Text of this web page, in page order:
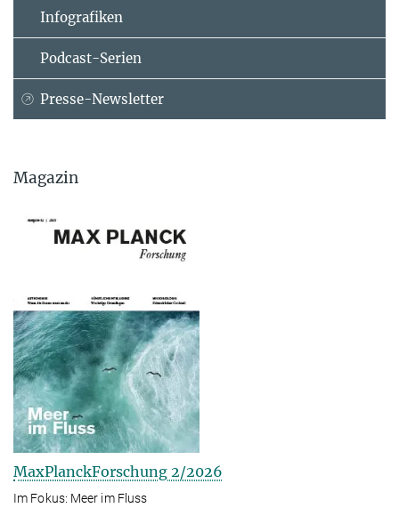
Infografiken
Podcast-Serien
Presse-Newsletter
Magazin
MaxPlanckForschung 2/2026
Im Fokus: Meer im Fluss